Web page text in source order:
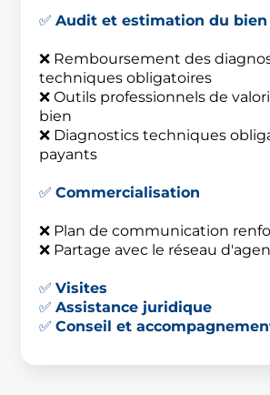
✅ Audit et estimation du bien
❌ Remboursement des
techniques obligatoires
❌ Outils professionnels de
bien
❌ Diagnostics techniques
payants
✅ Commercialisation
❌ Plan de communication
❌ Partage avec le réseau
✅ Visites
✅ Assistance juridique
✅ Conseil et